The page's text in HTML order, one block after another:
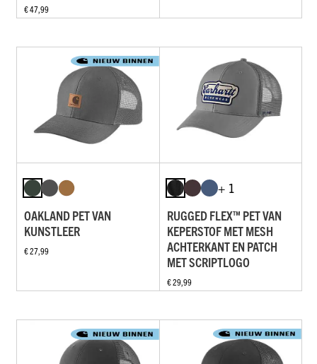
€ 47,99
OAKLAND PET VAN
KUNSTLEER
€ 27,99
+ 1
RUGGED FLEX™ PET VAN
KEPERSTOF MET MESH
ACHTERKANT EN PATCH
MET SCRIPTLOGO
€ 29,99